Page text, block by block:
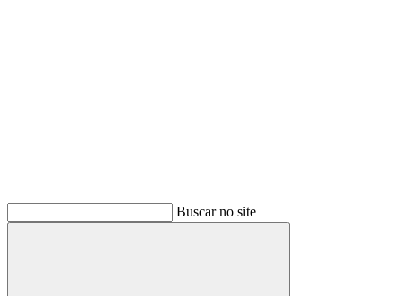
Buscar no site